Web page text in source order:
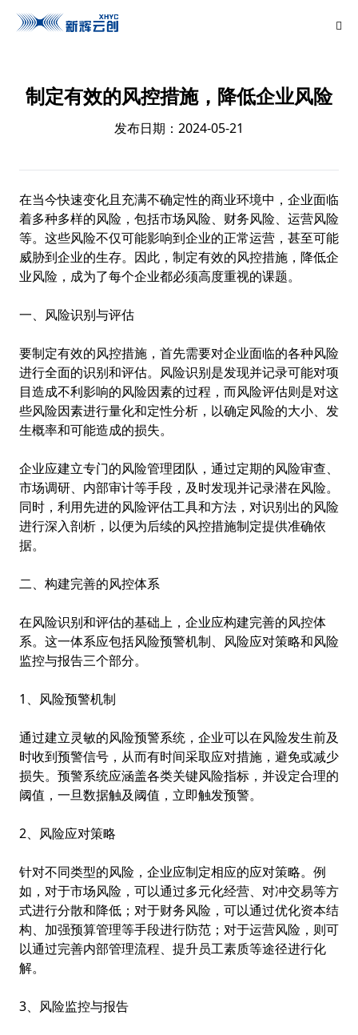
制定有效的风控措施，降低企业风险
发布日期：2024-05-21
在当今快速变化且充满不确定性的商业环境中，企业面临
着多种多样的风险，包括市场风险、财务风险、运营风险
等。这些风险不仅可能影响到企业的正常运营，甚至可能
威胁到企业的生存。因此，制定有效的风控措施，降低企
业风险，成为了每个企业都必须高度重视的课题。
一、风险识别与评估
要制定有效的风控措施，首先需要对企业面临的各种风险
进行全面的识别和评估。风险识别是发现并记录可能对项
目造成不利影响的风险因素的过程，而风险评估则是对这
些风险因素进行量化和定性分析，以确定风险的大小、发
生概率和可能造成的损失。
企业应建立专门的风险管理团队，通过定期的风险审查、
市场调研、内部审计等手段，及时发现并记录潜在风险。
同时，利用先进的风险评估工具和方法，对识别出的风险
进行深入剖析，以便为后续的风控措施制定提供准确依
据。
二、构建完善的风控体系
在风险识别和评估的基础上，企业应构建完善的风控体
系。这一体系应包括风险预警机制、风险应对策略和风险
监控与报告三个部分。
1、风险预警机制
通过建立灵敏的风险预警系统，企业可以在风险发生前及
时收到预警信号，从而有时间采取应对措施，避免或减少
损失。预警系统应涵盖各类关键风险指标，并设定合理的
阈值，一旦数据触及阈值，立即触发预警。
2、风险应对策略
针对不同类型的风险，企业应制定相应的应对策略。例
如，对于市场风险，可以通过多元化经营、对冲交易等方
式进行分散和降低；对于财务风险，可以通过优化资本结
构、加强预算管理等手段进行防范；对于运营风险，则可
以通过完善内部管理流程、提升员工素质等途径进行化
解。
3、风险监控与报告